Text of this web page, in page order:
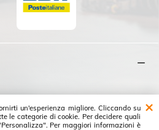
un'esperienza migliore. Cliccando su
le categorie di cookie. Per decidere quali
Per maggiori informazioni è